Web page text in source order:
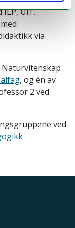
ILP, UiT.
via
Naturvitenskap
, og én av
2 ved
ved